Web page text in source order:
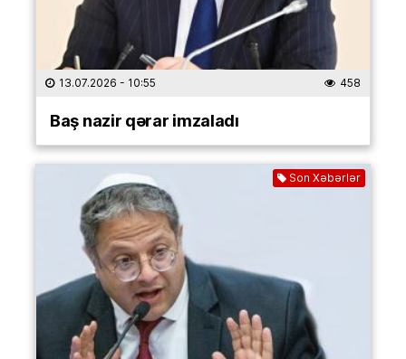
13.07.2026 - 10:55 458
Baş nazir qərar imzaladı
Son Xəbərlər